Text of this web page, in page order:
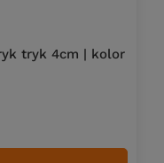
tryk 4cm | kolor